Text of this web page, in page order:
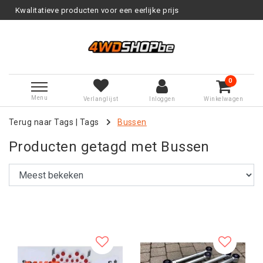
voor een eerlijke prijs
Menu Verlanglijst Inloggen
0
Winkelwagen
Terug naar Tags Tags Bussen
Producten getagd met Bussen